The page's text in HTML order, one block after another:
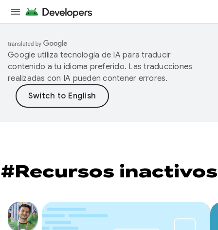
Google utiliza tecnología de IA para traducir
contenido a tu idioma preferido. Las traducciones
realizadas con IA pueden contener errores.
#Recursos inactivos